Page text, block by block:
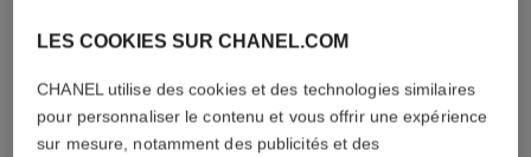
LES COOKIES SUR CHANEL.COM
CHANEL utilise des cookies et des technologies similaires
pour personnaliser le contenu et vous offrir une expérience
sur mesure, notamment des publicités et des